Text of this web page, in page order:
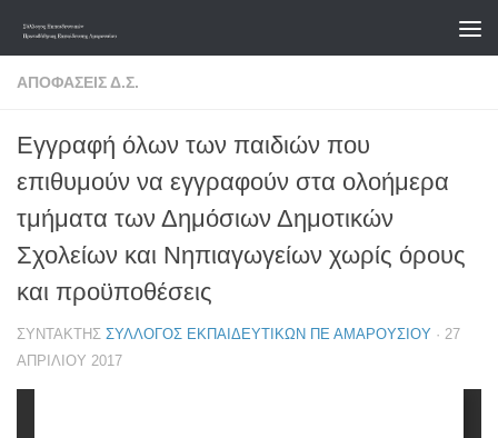
Skip to content
ΑΠΟΦΆΣΕΙΣ Δ.Σ.
Εγγραφή όλων των παιδιών που
επιθυμούν να εγγραφούν στα ολοήμερα
τμήματα των Δημόσιων Δημοτικών
Σχολείων και Νηπιαγωγείων χωρίς όρους
και προϋποθέσεις
ΣΥΝΤΆΚΤΗΣ ΣΎΛΛΟΓΟΣ ΕΚΠΑΙΔΕΥΤΙΚΏΝ ΠΕ ΑΜΑΡΟΥΣΊΟΥ · 27
ΑΠΡΙΛΊΟΥ 2017